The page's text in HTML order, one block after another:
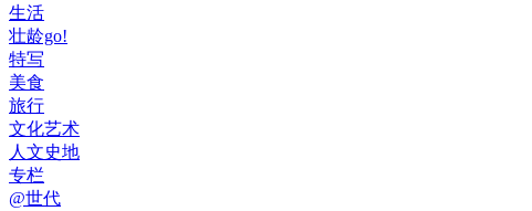
生活
壮龄go!
特写
美食
旅行
文化艺术
人文史地
专栏
@世代